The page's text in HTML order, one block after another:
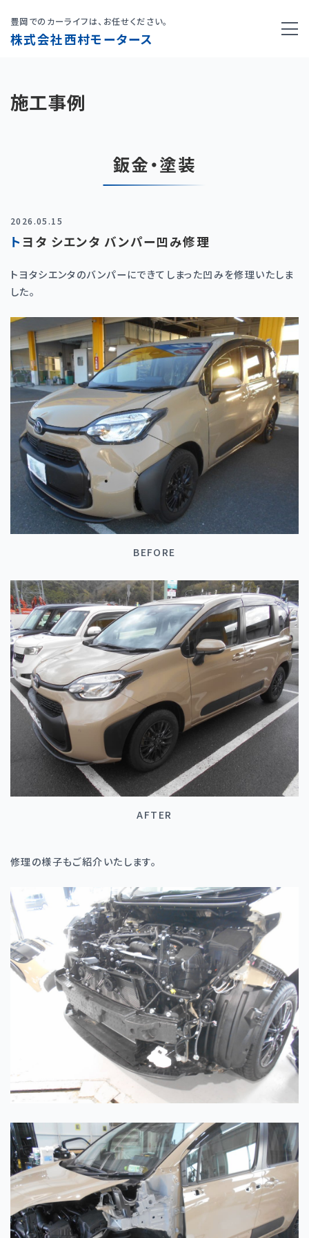
株式会社西村モータース
豊岡でのカーライフは、お任せください。
施工事例
鈑金・塗装
2026.05.15
トヨタ シエンタ バンパー凹み修理
トヨタシエンタのバンパーにできてしまった凹みを修理いたしま
した。
BEFORE
AFTER
修理の様子もご紹介いたします。